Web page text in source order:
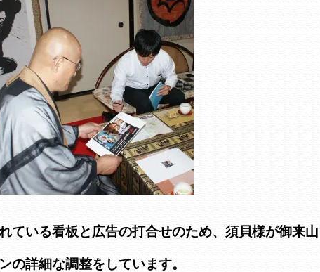
ている看板と広告の打合せのため、須貝様が御来山
の詳細な調整をしています。